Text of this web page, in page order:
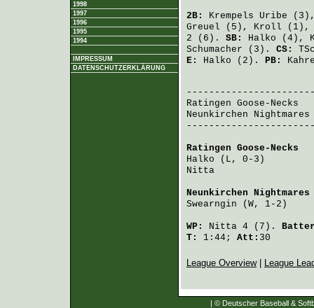
1998
1997
1996
1995
1994
IMPRESSUM
DATENSCHUTZERKLÄRUNG
2B: Krempels Uribe
Greuel (5), Kroll
2 (6). SB: Halko (4),
Schumacher (3). CS:
E: Halko (2). PB:
Ratingen Goose-Necks
Neunkirchen Nightmares
Ratingen Goose-Necks
Halko (L, 0-3)
Nitta
Neunkirchen Nightmares
Swearngin (W, 1-2)
WP: Nitta 4 (7).
T:
1:44; Att: 30
League Overview| League
| © Deutscher Baseball &